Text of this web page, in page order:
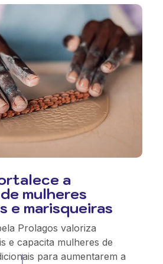
a
mulheres
e marisqueiras
Prolagos valoriza
e capacita mulheres de
para aumentarem a